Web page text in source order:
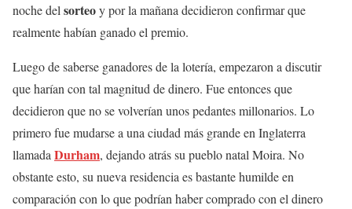
noche delsorteoy por la mañana decidieron confirmar que
realmente habían ganado el premio.
Luego de saberse ganadores de la lotería, empezaron a discutir
que harían con tal magnitud de dinero. Fue entonces que
decidieron que no se volverían unos pedantes millonarios. Lo
primero fue mudarse a una ciudad más grande en Inglaterra
llamadaDurham, dejando atrás su pueblo natal Moira. No
obstante esto, su nueva residencia es bastante humilde en
comparación con lo que podrían haber comprado con el dinero